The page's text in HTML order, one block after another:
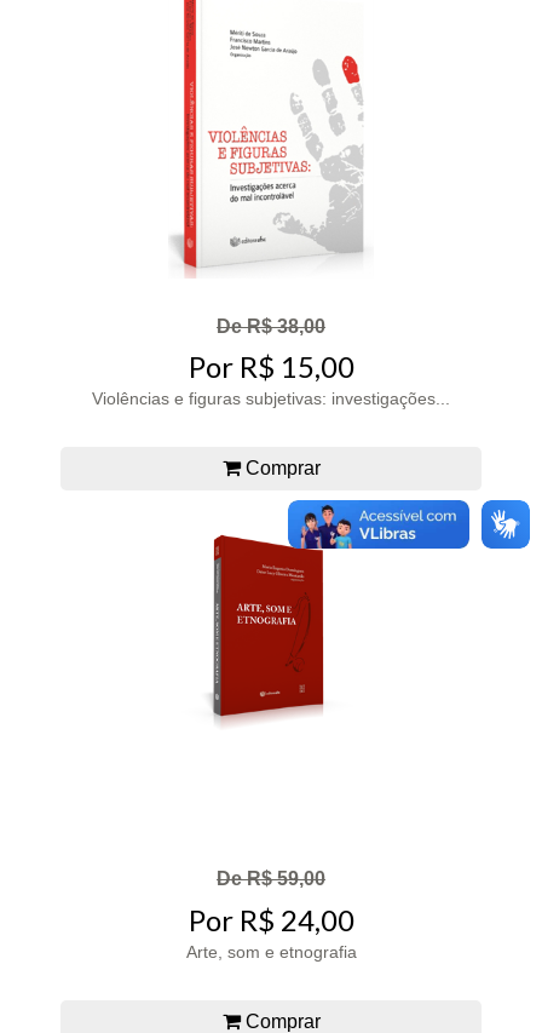
De R$ 38,00
Por R$ 15,00
Violências e figuras subjetivas: investigações...
Comprar
De R$ 59,00
Por R$ 24,00
Arte, som e etnografia
Comprar